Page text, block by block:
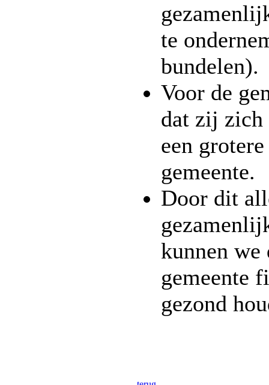
te
bundelen).
Voor de
dat zij
een
gemeente.
Door dit
kunnen we
gemeente
gezond